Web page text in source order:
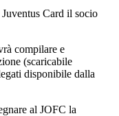
Card il socio
compilare e
(scaricabile
disponibile dalla
al JOFC la